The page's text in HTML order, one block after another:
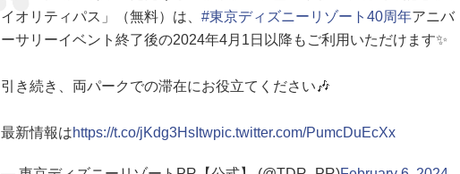
イオリティパス」（無料）は、 #東京ディズニーリゾート40周年アニバ
ーサリーイベント終了後の2024年4月1日以降もご利用いただけます✨
引き続き、両パークでの滞在にお役立てください🎶
最新情報はhttps://t.co/jKdg3HsItwpic.twitter.com/PumcDuEcXx